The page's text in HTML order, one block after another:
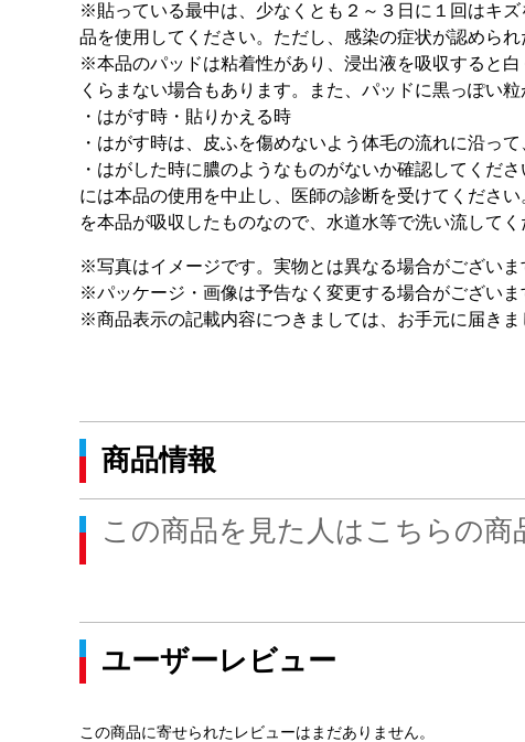
※貼っている最中は、少なくとも２～３日に１回はキ
品を使用してください。ただし、感染の症状が認めら
※本品のパッドは粘着性があり、浸出液を吸収すると
くらまない場合もあります。また、パッドに黒っぽい
・はがす時・貼りかえる時
・はがす時は、皮ふを傷めないよう体毛の流れに沿っ
・はがした時に膿のようなものがないか確認してくだ
には本品の使用を中止し、医師の診断を受けてくださ
を本品が吸収したものなので、水道水等で洗い流してく
※写真はイメージです。実物とは異なる場合がございま
※パッケージ・画像は予告なく変更する場合がございま
※商品表示の記載内容につきましては、お手元に届き
商品情報
この商品を見た人はこちらの商
ユーザーレビュー
この商品に寄せられたレビューはまだありません。